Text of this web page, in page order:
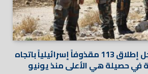
«اليونيفيل»: تسجل إطلاق 113 مقذوفاً إسرائيلياً باتجاه
في حصيلة هي الأعلى منذ يونيو